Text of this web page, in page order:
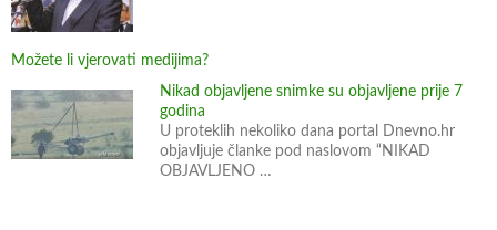
u
p
r
o
t
i
Možete li vjerovati medijima?
Nikad objavljene snimke su objavljene prije 7
godina
U proteklih nekoliko dana portal Dnevno.hr
objavljuje članke pod naslovom “NIKAD
OBJAVLJENO …